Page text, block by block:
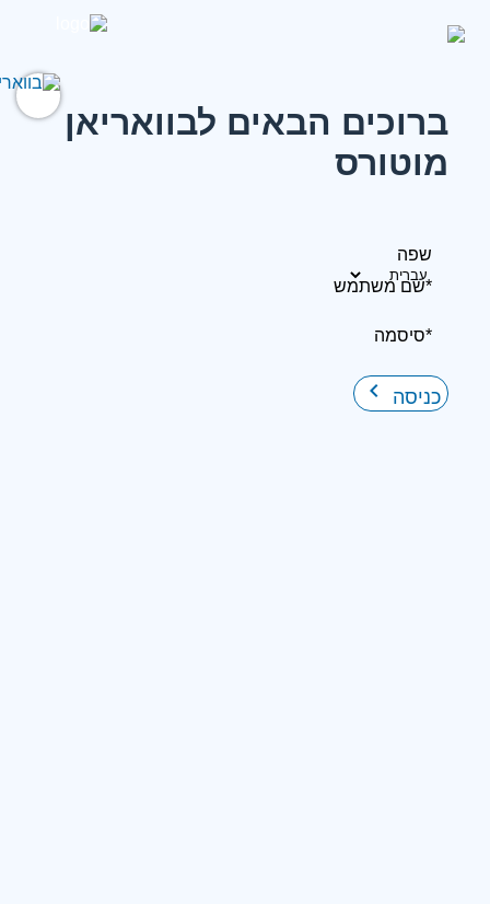
ברוכים הבאים לבוואריאן
מוטורס
שפה
*שם משתמש
*סיסמה
כניסה keyboard_arrow_right